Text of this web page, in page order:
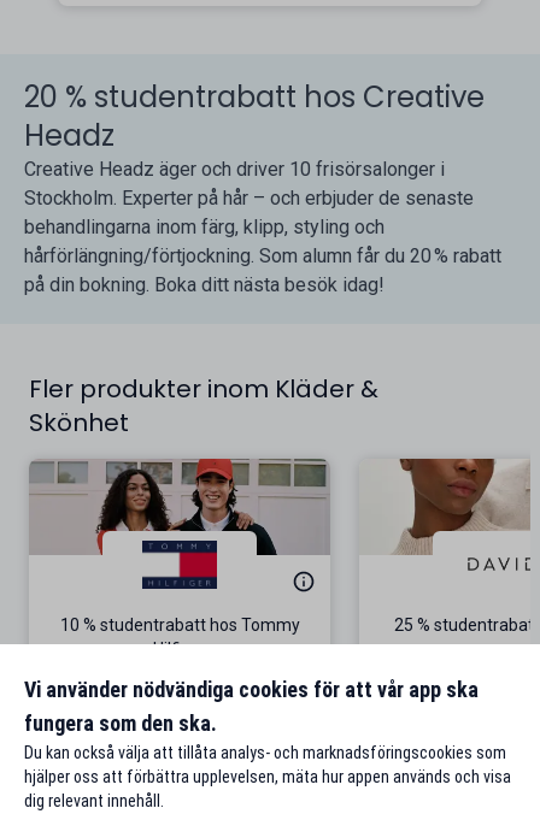
20 % studentrabatt hos Creative
Headz
Creative Headz äger och driver 10 frisörsalonger i
Stockholm. Experter på hår – och erbjuder de senaste
behandlingarna inom färg, klipp, styling och
hårförlängning/förtjockning. Som alumn får du 20 % rabatt
på din bokning. Boka ditt nästa besök idag!
Fler produkter inom Kläder &
Skönhet
10 % studentrabatt hos Tommy
Hilfiger
Gäller på ordinarie pris
Till rabatten
25 %
Vi använder nödvändiga cookies för att vår app ska
fungera som den ska.
Du kan också välja att tillåta analys- och marknadsföringscookies som
hjälper oss att förbättra upplevelsen, mäta hur appen används och visa
dig relevant innehåll.